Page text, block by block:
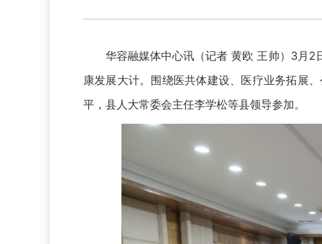
华容融媒体中心讯（记者 黄欧 王帅）3月2日
康发展大计。围绕医共体建设、医疗业务拓展
平，县人大常委会主任李学松等县领导参加。